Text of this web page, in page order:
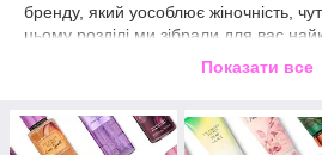
бренду, який уособлює жіночність,
цьому розділі ми зібрали для вас
оригінальних колекцій VS, щоб
🌸 У нашому асортименті:
Парфумовані спреї для тіла
—
Показати все